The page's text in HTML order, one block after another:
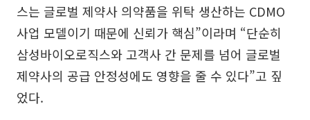
스는 글로벌 제약사 의약품을 위탁 생산하는 CDMO
사업 모델이기 때문에 신뢰가 핵심”이라며 “단순히
삼성바이오로직스와 고객사 간 문제를 넘어 글로벌
제약사의 공급 안정성에도 영향을 줄 수 있다”고 짚
었다.